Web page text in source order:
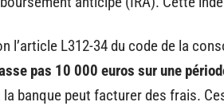
l’article L312-34 du code de la
pas 10 000 euros sur une
la banque peut facturer des frais.